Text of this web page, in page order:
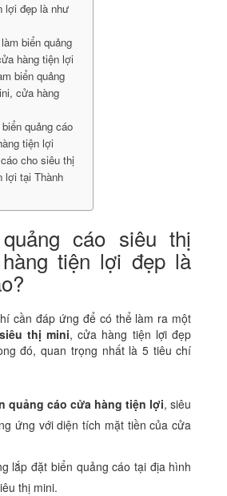
lợi đẹp là như
biển quảng
hàng tiện lợi
biển quảng
cửa hàng
quảng cáo
tiện lợi
cho siêu thị
lợi tại Thành
cáo siêu thị
tiện lợi đẹp là
cần đáp ứng để có thể làm ra một
thị mini, cửa hàng tiện lợi đẹp
đó, quan trọng nhất là 5 tiêu chí
quảng cáo cửa hàng tiện lợi, siêu
ứng với diện tích mặt tiền của cửa
lắp đặt biển quảng cáo tại địa hình
thị mini.